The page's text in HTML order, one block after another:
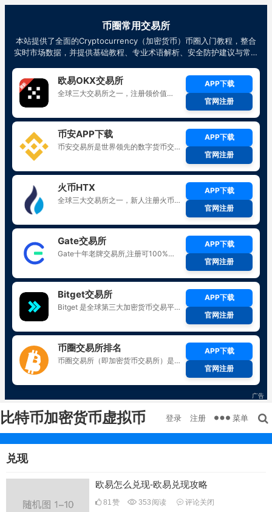
比特币加密货币虚拟币 登录 注册 菜单
兑现
欧易怎么兑现-欧易兑现攻略
81赞 353 阅读 评论关闭